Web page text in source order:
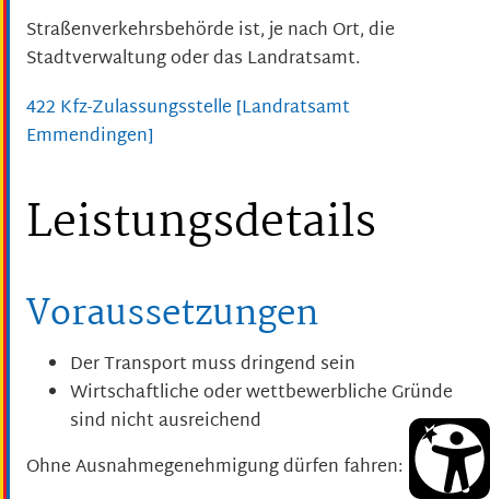
Straßenverkehrsbehörde ist, je nach Ort, die
Stadtverwaltung oder das Landratsamt.
422 Kfz-Zulassungsstelle [Landratsamt
Emmendingen]
Leistungsdetails
Voraussetzungen
Der Transport muss dringend sein
Wirtschaftliche oder wettbewerbliche Gründe
sind nicht ausreichend
Ohne Ausnahmegenehmigung dürfen fahren: